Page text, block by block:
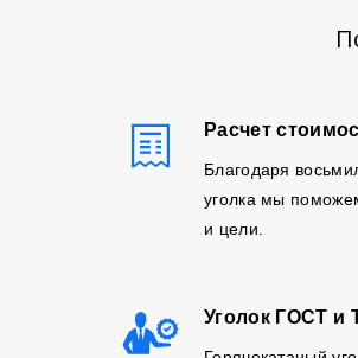
Расчет
Благодаря
уголка мы
и цели.
Уголок ГОСТ и